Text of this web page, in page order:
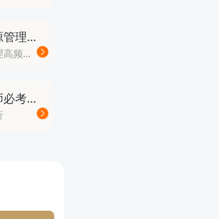
您的
、报
署电
月2日1
《人力资源管理》高频易错题
人力资源管理高频易错题
中级经济师必考案例分析题